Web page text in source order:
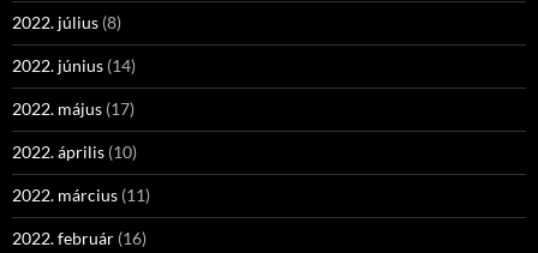
2022. július (8)
2022. június (14)
2022. május (17)
2022. április (10)
2022. március (11)
2022. február (16)